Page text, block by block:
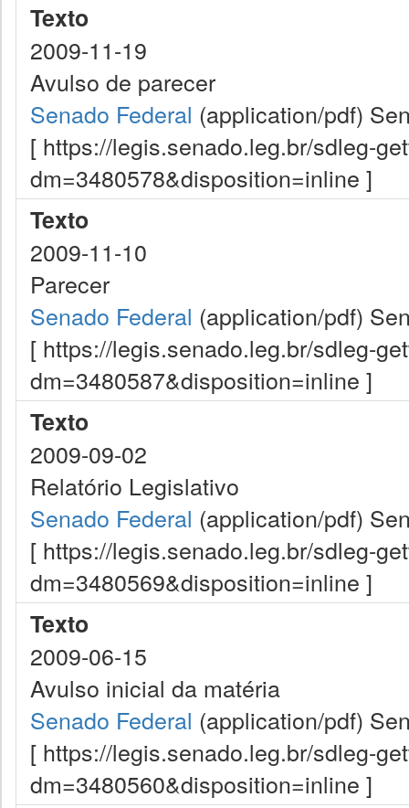
Texto
2009-11-19
Avulso de parecer
Senado Federal (application/pdf)
[ https://legis.senado.leg.br/sdleg-
dm=3480578&disposition=inline ]
Texto
2009-11-10
Parecer
Senado Federal (application/pdf)
[ https://legis.senado.leg.br/sdleg-
dm=3480587&disposition=inline ]
Texto
2009-09-02
Relatório Legislativo
Senado Federal (application/pdf)
[ https://legis.senado.leg.br/sdleg-
dm=3480569&disposition=inline ]
Texto
2009-06-15
Avulso inicial da matéria
Senado Federal (application/pdf)
[ https://legis.senado.leg.br/sdleg-
dm=3480560&disposition=inline ]